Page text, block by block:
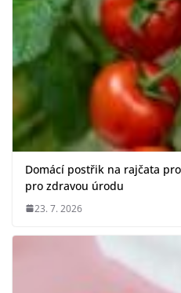
Domácí postřik na rajčata
pro zdravou úrodu
23. 7. 2026